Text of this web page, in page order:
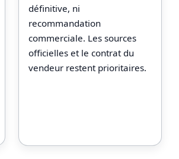
définitive, ni
recommandation
commerciale. Les sources
officielles et le contrat du
vendeur restent prioritaires.